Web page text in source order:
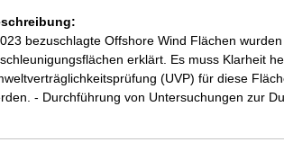
bezuschlagte Offshore Wind Flächen
erklärt. Es muss Klarheit
(UVP) für diese
- Durchführung von Untersuchungen zur